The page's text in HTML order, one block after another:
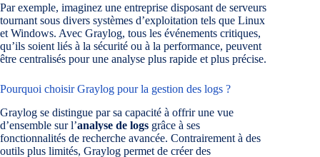
Par exemple, imaginez une entreprise disposant de serveurs
tournant sous divers systèmes d’exploitation tels que Linux
et Windows. Avec Graylog, tous les événements critiques,
qu’ils soient liés à la sécurité ou à la performance, peuvent
être centralisés pour une analyse plus rapide et plus précise.
Pourquoi choisir Graylog pour la gestion des logs ?
Graylog se distingue par sa capacité à offrir une vue
d’ensemble sur l’analyse de logs grâce à ses
fonctionnalités de recherche avancée. Contrairement à des
outils plus limités, Graylog permet de créer des